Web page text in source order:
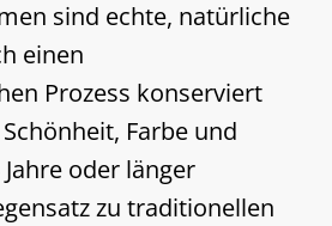
sind echte, natürliche
einen
Prozess konserviert
Farbe und
oder länger
zu traditionellen